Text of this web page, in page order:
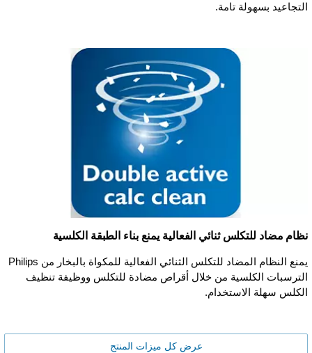
التجاعيد بسهولة تامة.
نظام مضاد للتكلس ثنائي الفعالية يمنع بناء الطبقة الكلسية
يمنع النظام المضاد للتكلس الثنائي الفعالية للمكواة بالبخار من Philips
الترسبات الكلسية من خلال أقراص مضادة للتكلس ووظيفة تنظيف
الكلس سهلة الاستخدام.
عرض كل ميزات المنتج